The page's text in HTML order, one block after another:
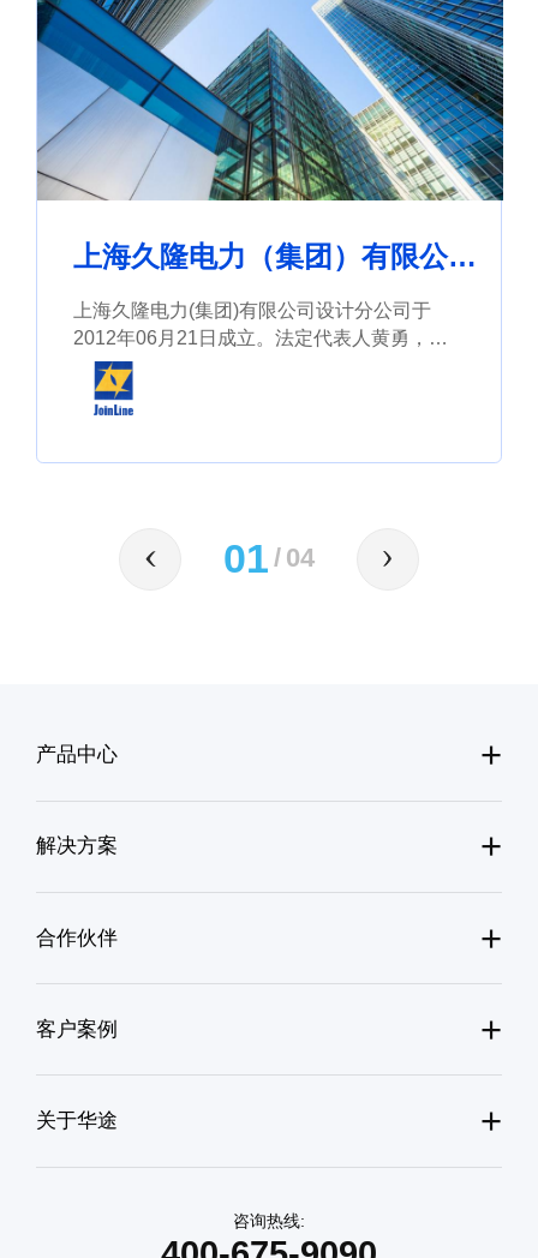
上海久隆电力（集团）有限公司
上海久隆电力(集团)有限公司设计分公司于
2012年06月21日成立。法定代表人黄勇，公
司经营范围包括：电力电缆线路、排管工程设
计（工程类项目凭许可资质经营）等。
01 / 04
产品中心 +
解决方案 +
合作伙伴 +
客户案例 +
关于华途 +
咨询热线: